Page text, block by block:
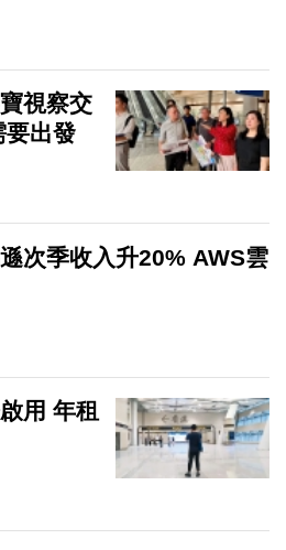
視察交
要出發
次季收入升20% AWS雲
用 年租